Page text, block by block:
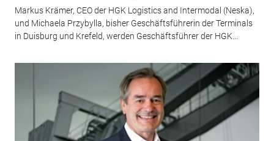
Markus Krämer, CEO der HGK Logistics and Intermodal (Neska),
und Michaela Przybylla, bisher Geschäftsführerin der Terminals
in Duisburg und Krefeld, werden Geschäftsführer der HGK...